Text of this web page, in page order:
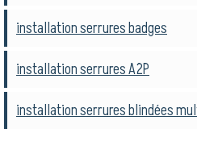
installation serrures badges
installation serrures A2P
installation serrures blindées